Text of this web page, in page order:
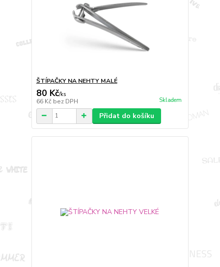
ŠTÍPAČKY NA NEHTY MALÉ
80 Kč/ks
66 Kč bez DPH Skladem
Přidat do košíku